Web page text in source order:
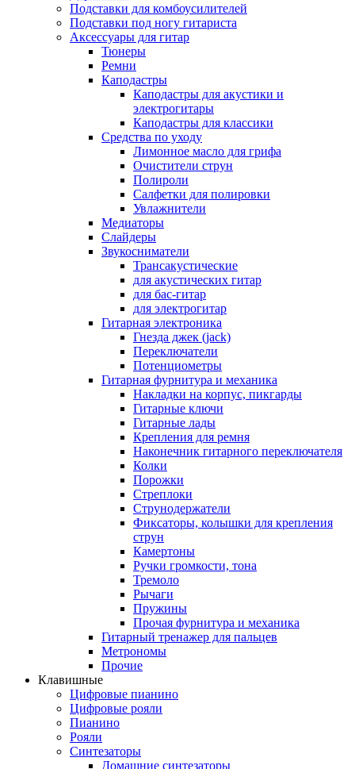
Подставки для комбоусилителей
Подставки под ногу гитариста
Аксессуары для гитар
Тюнеры
Ремни
Каподастры
Каподастры для акустики и
электрогитары
Каподастры для классики
Средства по уходу
Лимонное масло для грифа
Очистители струн
Полироли
Салфетки для полировки
Увлажнители
Медиаторы
Слайдеры
Звукосниматели
Трансакустические
для акустических гитар
для бас-гитар
для электрогитар
Гитарная электроника
Гнезда джек (jack)
Переключатели
Потенциометры
Гитарная фурнитура и механика
Накладки на корпус, пикгарды
Гитарные ключи
Гитарные лады
Крепления для ремня
Наконечник гитарного переключателя
Колки
Порожки
Стреплоки
Струнодержатели
Фиксаторы, колышки для крепления
струн
Камертоны
Ручки громкости, тона
Тремоло
Рычаги
Пружины
Прочая фурнитура и механика
Гитарный тренажер для пальцев
Метрономы
Прочие
Клавишные
Цифровые пианино
Цифровые рояли
Пианино
Рояли
Синтезаторы
Домашние синтезаторы